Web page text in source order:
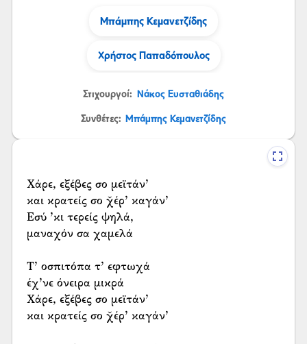
Μπάμπης Κεμανετζίδης
Χρήστος Παπαδόπουλος
Στιχουργοί: Νάκος Ευσταθιάδης
Συνθέτες: Μπάμπης Κεμανετζίδης
Χάρε, εξέβες σο μεϊτάν’
και κρατείς σο χ̌έρ’ καγάν’
Εσύ ’κι τερείς ψηλά,
μαναχόν σα χαμελά
Τ’ οσπιτόπα τ’ εφτωχά
έχ’νε όνειρα μικρά
Χάρε, εξέβες σο μεϊτάν’
και κρατείς σο χ̌έρ’ καγάν’